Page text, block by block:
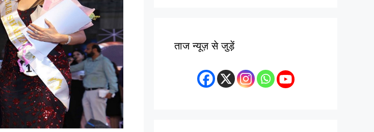
ताज न्यूज़ से जुड़ें